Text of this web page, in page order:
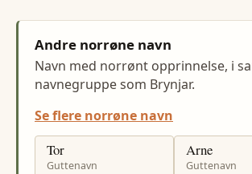
Andre norrøne navn
Navn med norrønt opprinnelse, i
navnegruppe som Brynjar.
Se flere norrøne navn
Tor
Guttenavn
Arne
Guttenavn